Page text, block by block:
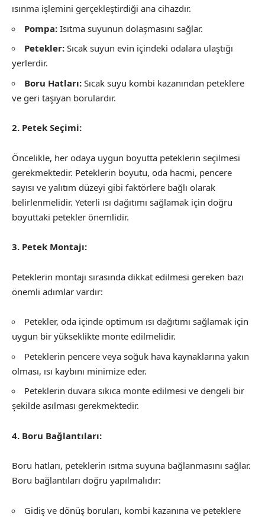
ısınma işlemini gerçekleştirdiği ana cihazdır.
Pompa: Isıtma suyunun dolaşmasını sağlar.
Petekler: Sıcak suyun evin içindeki odalara ulaştığı
yerlerdir.
Boru Hatları: Sıcak suyu kombi kazanından peteklere
ve geri taşıyan borulardır.
2. Petek Seçimi:
Öncelikle, her odaya uygun boyutta peteklerin seçilmesi
gerekmektedir. Peteklerin boyutu, oda hacmi, pencere
sayısı ve yalıtım düzeyi gibi faktörlere bağlı olarak
belirlenmelidir. Yeterli ısı dağıtımı sağlamak için doğru
boyuttaki petekler önemlidir.
3. Petek Montajı:
Peteklerin montajı sırasında dikkat edilmesi gereken bazı
önemli adımlar vardır:
Petekler, oda içinde optimum ısı dağıtımı sağlamak için
uygun bir yükseklikte monte edilmelidir.
Peteklerin pencere veya soğuk hava kaynaklarına yakın
olması, ısı kaybını minimize eder.
Peteklerin duvara sıkıca monte edilmesi ve dengeli bir
şekilde asılması gerekmektedir.
4. Boru Bağlantıları:
Boru hatları, peteklerin ısıtma suyuna bağlanmasını sağlar.
Boru bağlantıları doğru yapılmalıdır:
Gidiş ve dönüş boruları, kombi kazanına ve peteklere